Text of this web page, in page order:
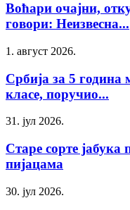
Воћари очајни,
говори: Неизвесна...
1. август 2026.
Србија за 5 година
класе, поручио...
31. јул 2026.
Старе сорте јабука
пијацама
30. јул 2026.